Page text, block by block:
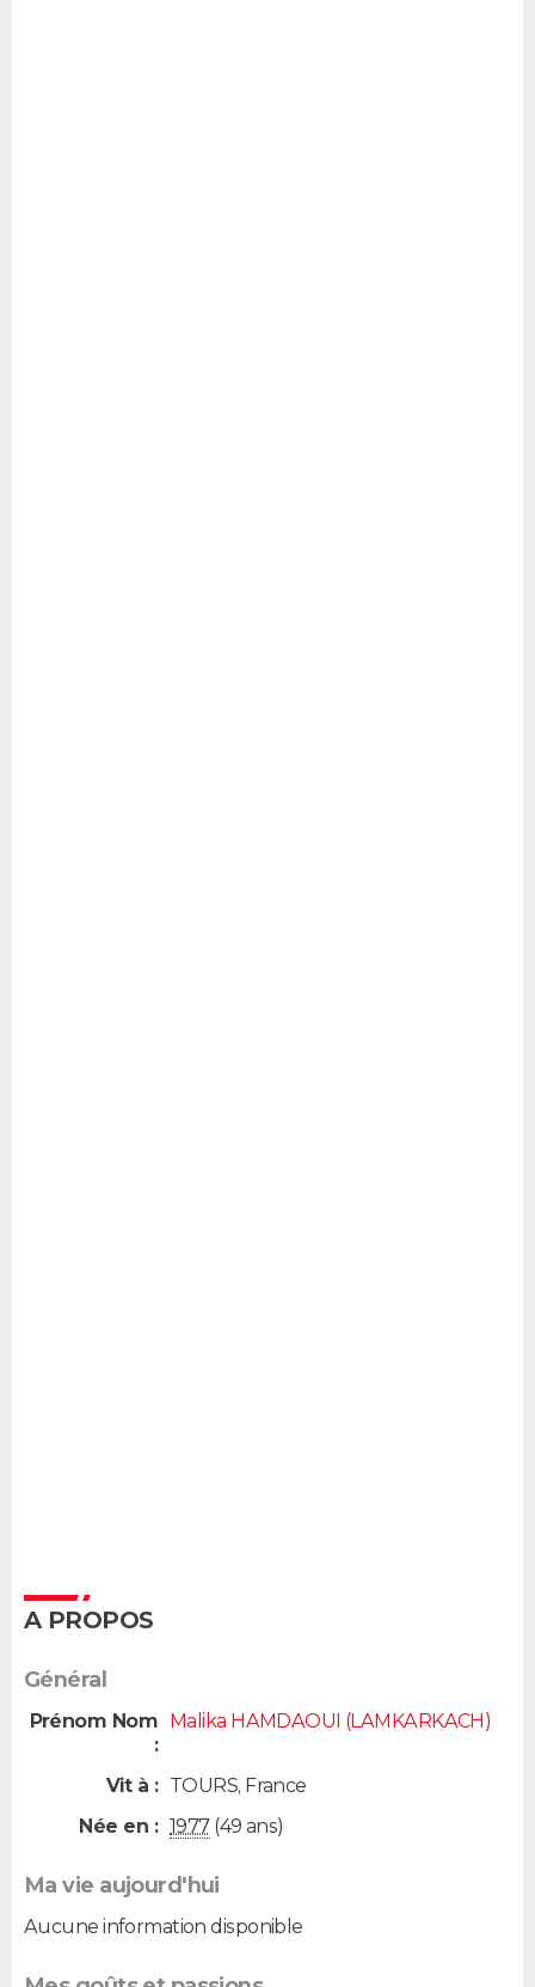
A PROPOS
Général
Prénom Nom
:
Malika HAMDAOUI (LAMKARKACH)
Vit à : TOURS, France
Née en : 1977(49 ans)
Ma vie aujourd'hui
Aucune information disponible